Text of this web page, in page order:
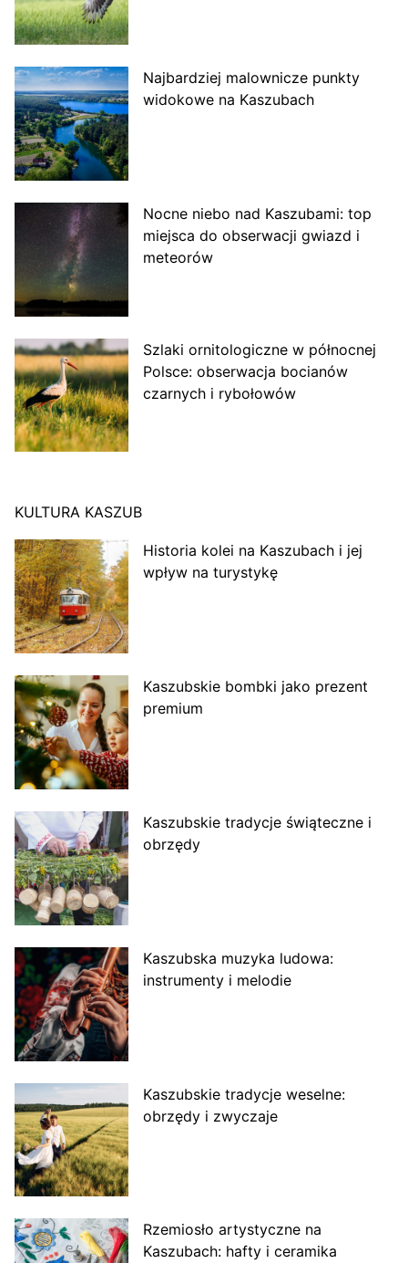
Najbardziej malownicze punkty
widokowe na Kaszubach
Nocne niebo nad Kaszubami: top
miejsca do obserwacji gwiazd i
meteorów
Szlaki ornitologiczne w północnej
Polsce: obserwacja bocianów
czarnych i rybołowów
KULTURA KASZUB
Historia kolei na Kaszubach i jej
wpływ na turystykę
Kaszubskie bombki jako prezent
premium
Kaszubskie tradycje świąteczne i
obrzędy
Kaszubska muzyka ludowa:
instrumenty i melodie
Kaszubskie tradycje weselne:
obrzędy i zwyczaje
Rzemiosło artystyczne na
Kaszubach: hafty i ceramika